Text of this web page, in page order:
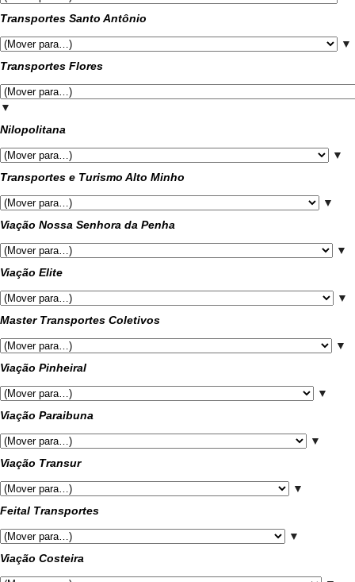
Transportes Santo Antônio
▼
Transportes Flores
▼
Nilopolitana
▼
Transportes e Turismo Alto Minho
▼
Viação Nossa Senhora da Penha
▼
Viação Elite
▼
Master Transportes Coletivos
▼
Viação Pinheiral
▼
Viação Paraibuna
▼
Viação Transur
▼
Feital Transportes
▼
Viação Costeira